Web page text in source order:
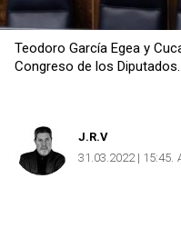
Teodoro García Egea y
Congreso de los Diputados.
J.R.V
31.03.2022 | 15:45